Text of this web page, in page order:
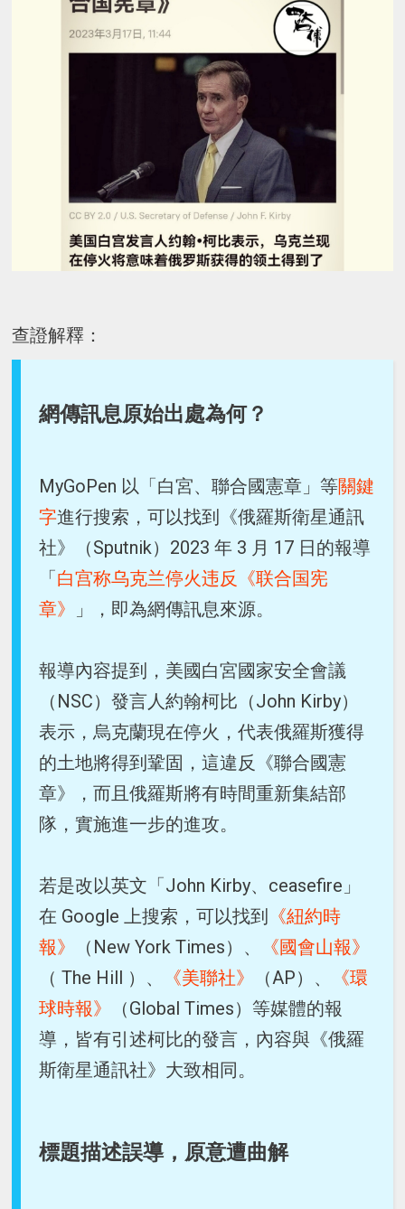
查證解釋：
網傳訊息原始出處為何？
MyGoPen 以「白宮、聯合國憲章」等關鍵
字進行搜索，可以找到《俄羅斯衛星通訊
社》（Sputnik）2023 年 3 月 17 日的報導
「白宫称乌克兰停火违反《联合国宪
章》
」，即為網傳訊息來源。
報導內容提到，美國白宮國家安全會議
（NSC）發言人約翰柯比（John Kirby）
表示，烏克蘭現在停火，代表俄羅斯獲得
的土地將得到鞏固，這違反《聯合國憲
章》，而且俄羅斯將有時間重新集結部
隊，實施進一步的進攻。
若是改以英文「John Kirby、ceasefire」
在 Google 上搜索，可以找到
《紐約時
報》
（New York Times）、
《國會山報》
（ The Hill ）、
《美聯社》 （AP）、
《環
球時報》
（Global Times）等媒體的報
導，皆有引述柯比的發言，內容與《俄羅
斯衛星通訊社》大致相同。
標題描述誤導，原意遭曲解